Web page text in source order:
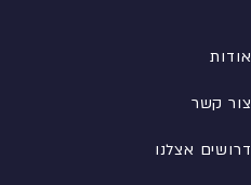
אודות
צור קשר
דרושים אצלנו